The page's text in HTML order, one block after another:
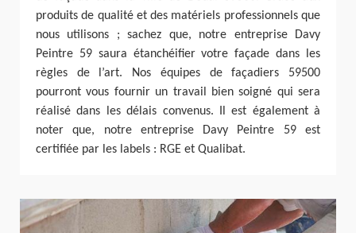
produits de qualité et des matériels professionnels que
nous utilisons ; sachez que, notre entreprise Davy
Peintre 59 saura étanchéifier votre façade dans les
règles de l’art. Nos équipes de façadiers 59500
pourront vous fournir un travail bien soigné qui sera
réalisé dans les délais convenus. Il est également à
noter que, notre entreprise Davy Peintre 59 est
certifiée par les labels : RGE et Qualibat.